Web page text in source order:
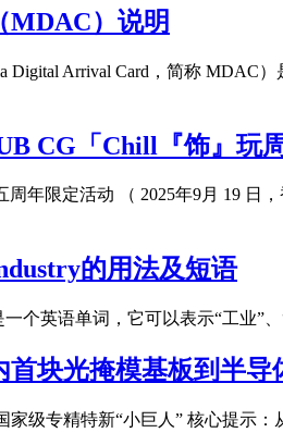
MDAC）说明
Digital Arrival Card，简称 MDAC
CG「Chill『饰』玩
周年限定活动 （ 2025年9月 19 日
的用法及短语
一个英语单词，它可以表示“工业
首块光掩模基板到半导
家级专精特新“小巨人” 核心提示